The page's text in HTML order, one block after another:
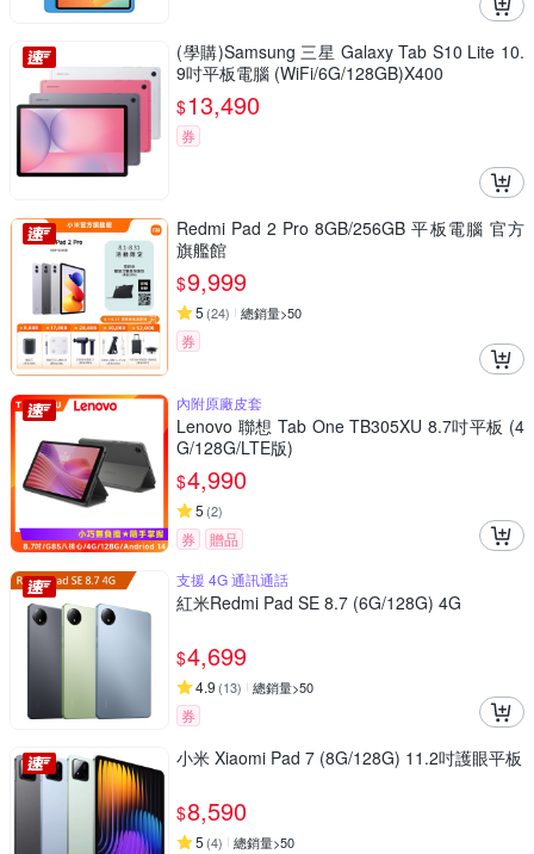
(學購)Samsung 三星 Galaxy Tab S10 Lite 10.
9吋平板電腦 (WiFi/6G/128GB)X400
$13,490
券
Redmi Pad 2 Pro 8GB/256GB 平板電腦 官方
旗艦館
$9,999
5 (24) 總銷量>50
券
內附原廠皮套
Lenovo 聯想 Tab One TB305XU 8.7吋平板 (4
G/128G/LTE版)
$4,990
5 (2)
券
贈品
支援 4G 通訊通話
紅米Redmi Pad SE 8.7 (6G/128G) 4G
$4,699
4.9 (13) 總銷量>50
券
小米 Xiaomi Pad 7 (8G/128G) 11.2吋護眼平板
$8,590
5 (4) 總銷量>50